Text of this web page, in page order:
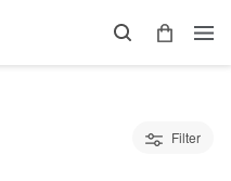
Filter